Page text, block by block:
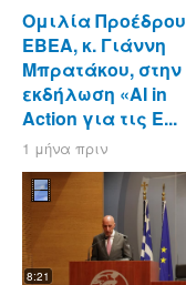
Ομιλία Προέδρου
ΕΒΕΑ, κ. Γιάννη
Μπρατάκου, στην
εκδήλωση «AI in
Action για τις Ε...
1 μήνα πριν
8:21